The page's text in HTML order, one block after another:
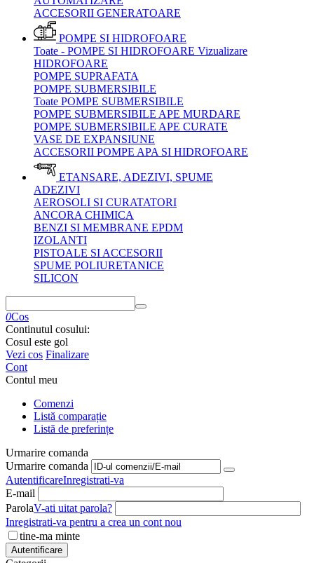
ACCESORII GENERATOARE
POMPE SI HIDROFOARE
Toate - POMPE SI HIDROFOARE Vizualizare
HIDROFOARE
POMPE SUPRAFATA
POMPE SUBMERSIBILE
Toate POMPE SUBMERSIBILE
POMPE SUBMERSIBILE APE MURDARE
POMPE SUBMERSIBILE APE CURATE
VASE DE EXPANSIUNE
ACCESORII POMPE APA SI HIDROFOARE
ETANSARE, ADEZIVI, SPUME
ADEZIVI
AEROSOLI SI CURATATORI
ANCORA CHIMICA
BENZI SI MEMBRANE EPDM
IZOLANTI
PISTOALE SI ACCESORII
SPUME POLIURETANICE
SILICON
0Cos
Continutul cosului:
Cosul este gol
Vezi cos Finalizare
Cont
Contul meu
Comenzi
Listă comparație
Listă de preferințe
Urmarire comanda
Urmarire comanda
AutentificareInregistrati-va
E-mail
ParolaV-ati uitat parola?
Inregistrati-va pentru a crea un cont nou
tine-ma minte
Autentificare